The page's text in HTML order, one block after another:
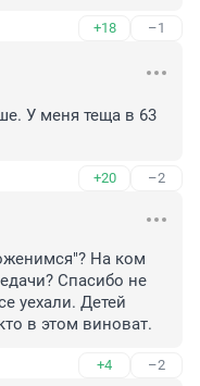
+18 –1
У меня теща в 63
+20 –2
На ком
Спасибо не
уехали. Детей
в этом виноват.
+4 –2